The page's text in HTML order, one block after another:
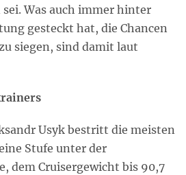
Was auch immer hinter
gesteckt hat, die Chancen
siegen, sind damit laut
Usyk bestritt die meisten
Stufe unter der
dem Cruisergewicht bis 90,7